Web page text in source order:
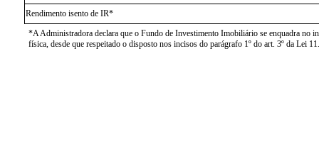
Rendimento isento de IR*
*A Administradora declara que o Fundo de Investimento Imobiliário se enquadra no
física, desde que respeitado o disposto nos incisos do parágrafo 1º do art. 3º da Lei